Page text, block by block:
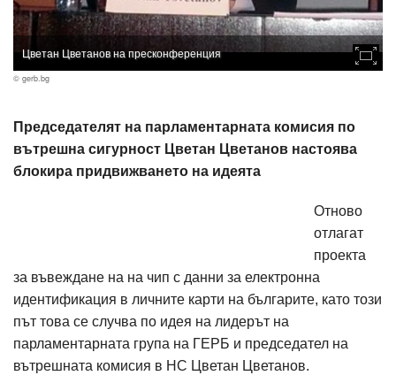
Цветан Цветанов на пресконференция
© gerb.bg
Председателят на парламентарната комисия по
вътрешна сигурност Цветан Цветанов настоява
блокира придвижването на идеята
Отново
отлагат
проекта
за въвеждане на на чип с данни за електронна
идентификация в личните карти на българите, като този
път това се случва по идея на лидерът на
парламентарната група на ГЕРБ и председател на
вътрешната комисия в НС Цветан Цветанов.